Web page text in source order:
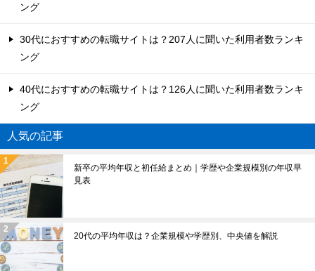
ング
30代におすすめの転職サイトは？207人に聞いた利用者数ランキ
ング
40代におすすめの転職サイトは？126人に聞いた利用者数ランキ
ング
人気の記事
新卒の平均年収と初任給まとめ｜学歴や企業規模別の年収早
見表
20代の平均年収は？企業規模や学歴別、中央値を解説